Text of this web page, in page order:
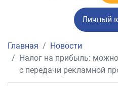
Личный
Главная
Новости
Налог на прибыль:
с передачи рекламной